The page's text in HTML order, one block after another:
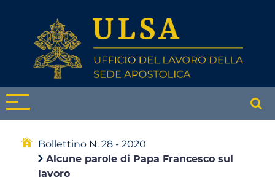
Bollettino N. 28 - 2020
Alcune parole di Papa Francesco sul
lavoro